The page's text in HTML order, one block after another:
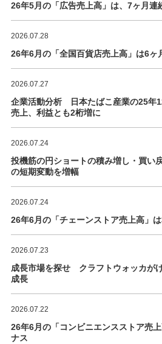
26年5月の「広告売上高」は、7ヶ月連
2026.07.28
26年6月の「全国百貨店売上高」は6ヶ
2026.07.27
企業活動分析 日本たばこ産業の25年
売上、利益とも2桁増に
2026.07.24
投機筋の円ショートの積み増し・買い
の短期変動を増幅
2026.07.24
26年6月の「チェーンストア売上高」
2026.07.23
成長市場を探せ クラフトウォッカが
成長
2026.07.22
26年6月の「コンビニエンスストア売
ナス